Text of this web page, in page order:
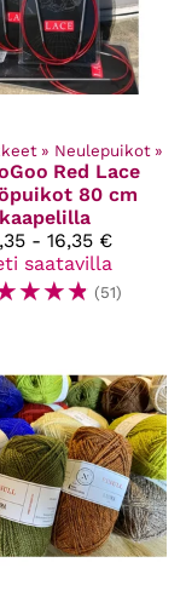
‪» Neulepuikot ‪»
Red Lace
80 cm
kaapelilla
- 16,35 €
saatavilla
☆☆☆ (51)